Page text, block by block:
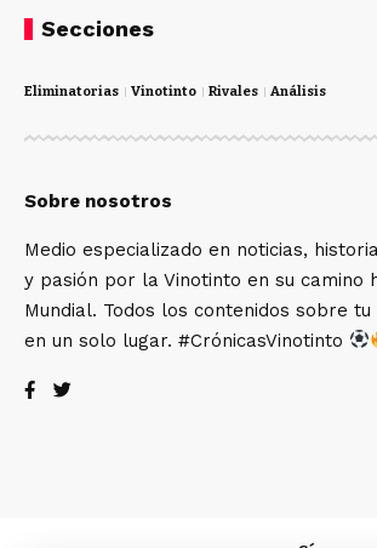
Secciones
Eliminatorias Vinotinto Rivales Análisis
Sobre nosotros
Medio especializado en noticias,
y pasión por la Vinotinto en su camino
Mundial. Todos los contenidos sobre tu
en un solo lugar. #CrónicasVinotinto